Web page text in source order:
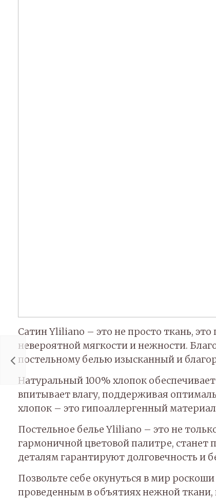
постельного
белья сатин
евро желто-
4 999 руб.
Сатин Yliliano – это не просто ткань,
невероятной мягкости и нежности.
постельному белью изысканный и
Натуральный 100% хлопок
впитывает влагу, поддерживая
хлопок – это гипоаллергенный
Постельное белье Yliliano – это не
гармоничной цветовой палитре,
деталям гарантируют долговечность и
Позвольте себе окунуться в мир
проведенным в объятиях нежной